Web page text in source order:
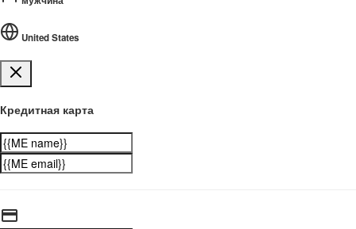
United States
Кредитная карта